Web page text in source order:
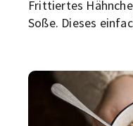
Frittiertes
Soße. Dieses